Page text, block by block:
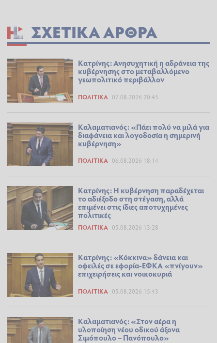
ΣΧΕΤΙΚΆ ΆΡΘΡΑ
Κατρίνης: Ανησυχητική η αδράνεια της
κυβέρνησης στο μεταβαλλόμενο
γεωπολιτικό περιβάλλον
ΠΟΛΙΤΙΚΆ 07.08.2026 20:45
Καλαματιανός: «Πάει πολύ να μιλά για
διαφάνεια και λογοδοσία η σημερινή
κυβέρνηση»
ΠΟΛΙΤΙΚΆ 06.08.2026 18:14
Κατρίνης: Η κυβέρνηση παραδέχεται
το αδιέξοδο στη στέγαση, αλλά
επιμένει στις ίδιες αποτυχημένες
πολιτικές
ΠΟΛΙΤΙΚΆ 05.08.2026 13:28
Κατρίνης: «Κόκκινα» δάνεια και
οφειλές σε εφορία-ΕΦΚΑ «πνίγουν»
επιχειρήσεις και νοικοκυριά
ΠΟΛΙΤΙΚΆ 05.08.2026 15:43
Καλαματιανός: «Στον αέρα η
υλοποίηση νέου οδικού άξονα
Σιμόπουλο – Πανόπουλο»